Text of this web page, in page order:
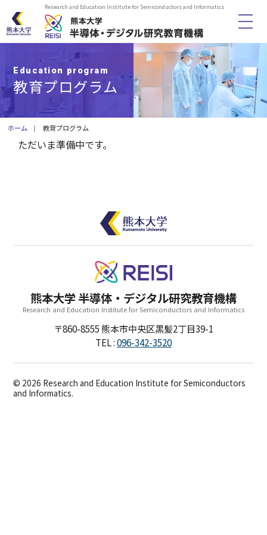
Research and Education Institute for Semiconductors and Informatics
Education program
教育プログラム
ホーム 教育プログラム
ただいま準備中です。
熊本大学 半導体・デジタル研究教育機構
Research and Education Institute for Semiconductors and Informatics
〒860-8555熊本市中央区黒髪2丁目39-1
TEL 096-342-3520
© 2026 Research and Education Institute for Semiconductors
and Informatics.
HOME
機構概要
メンバー
履修証明プログラム
教職員募集
お問合せ